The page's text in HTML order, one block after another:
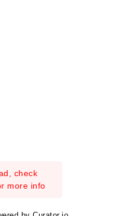
check
more info